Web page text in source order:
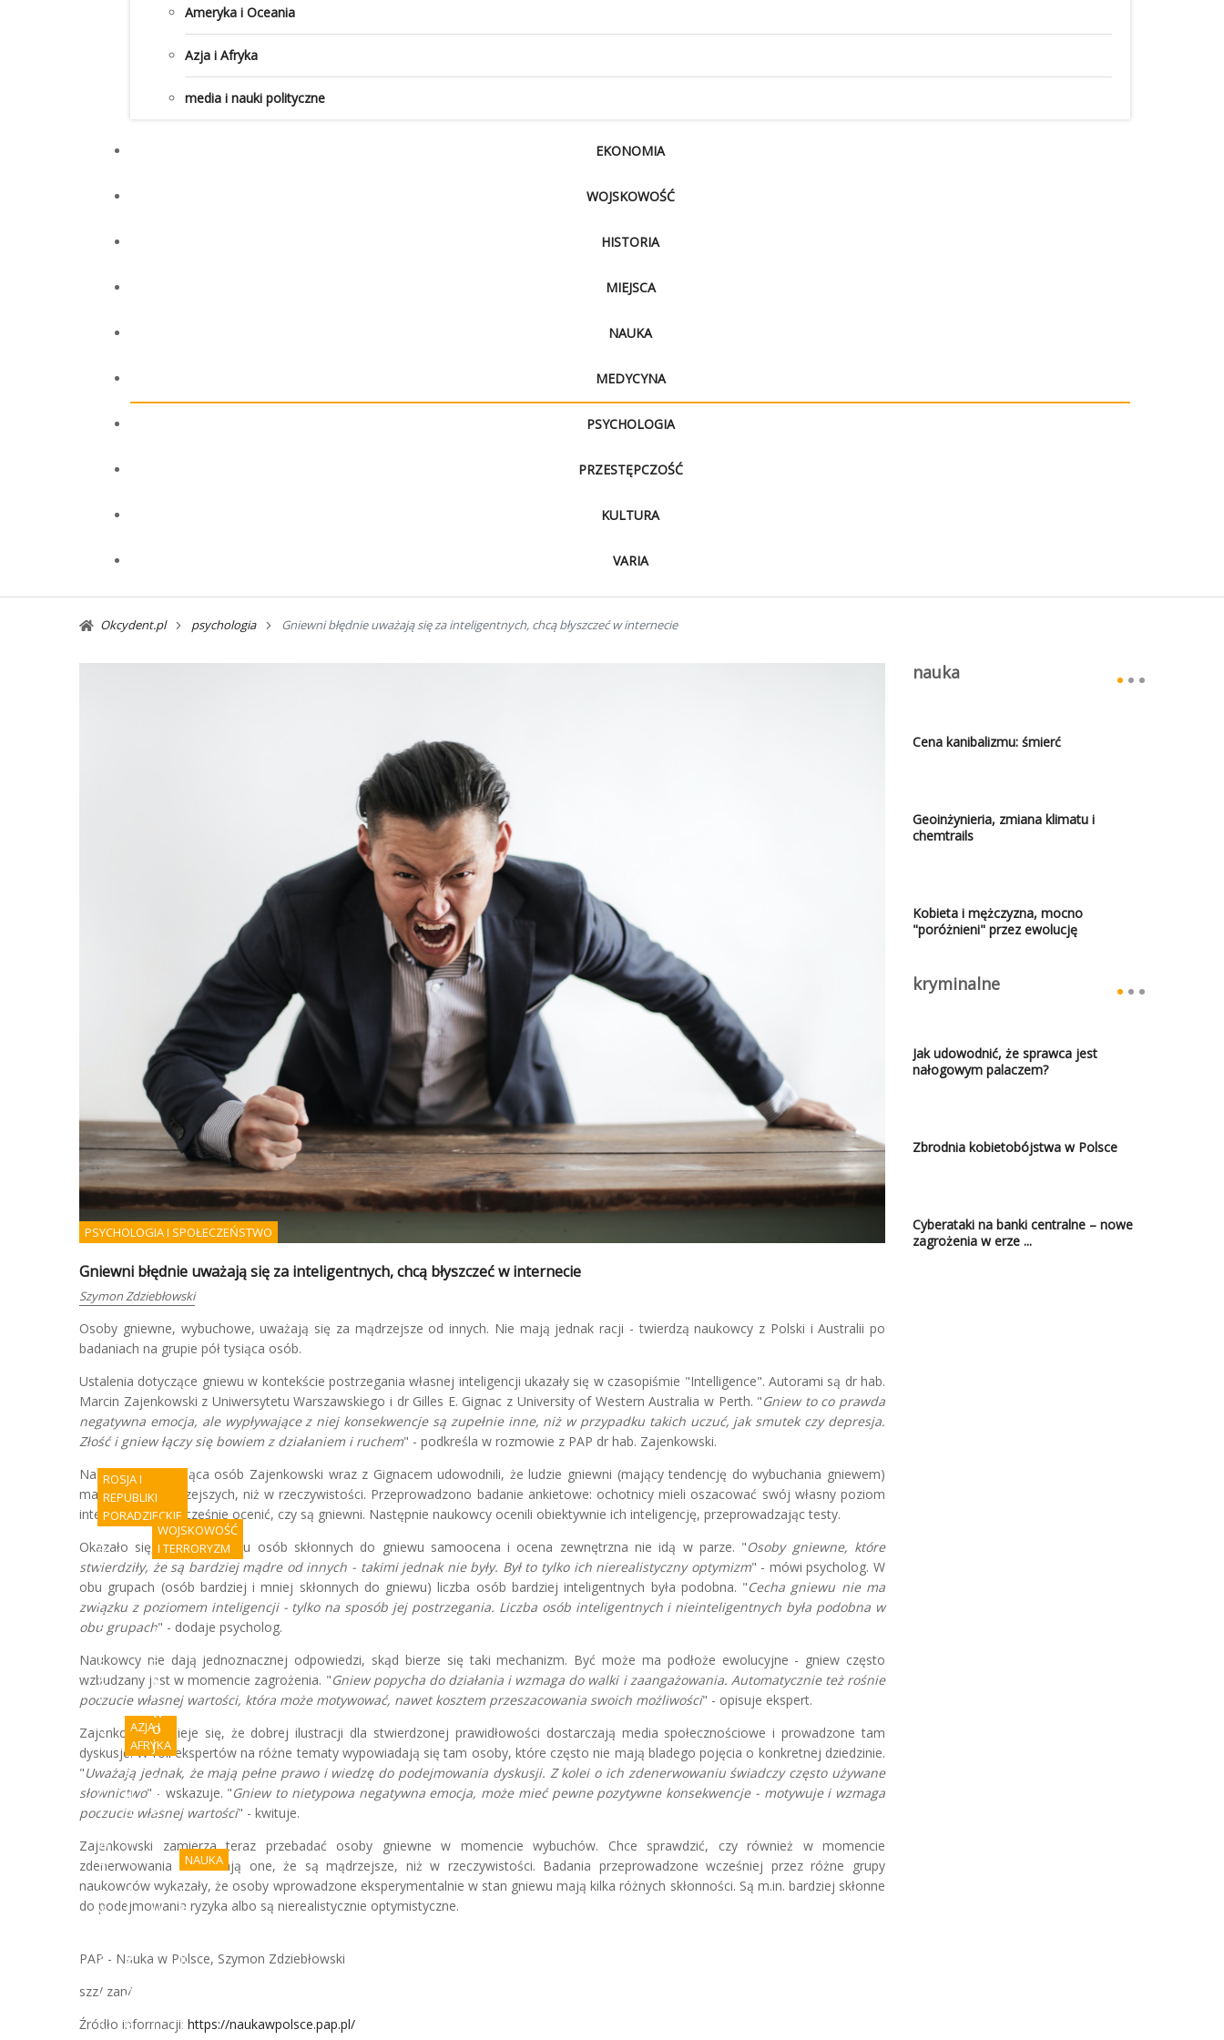
Ameryka i Oceania
Azja i Afryka
media i nauki polityczne
EKONOMIA
WOJSKOWOŚĆ
HISTORIA
MIEJSCA
NAUKA
MEDYCYNA
PSYCHOLOGIA
PRZESTĘPCZOŚĆ
KULTURA
VARIA
Okcydent.pl psychologia Gniewni błędnie uważają się za inteligentnych, chcą błyszczeć w internecie
PSYCHOLOGIA I SPOŁECZEŃSTWO
Gniewni błędnie uważają się za inteligentnych, chcą błyszczeć w internecie
Szymon Zdziebłowski
Osoby gniewne, wybuchowe, uważają się za mądrzejsze od innych. Nie mają jednak racji - twierdzą naukowcy z Polski i Australii po
badaniach na grupie pół tysiąca osób.
Ustalenia dotyczące gniewu w kontekście postrzegania własnej inteligencji ukazały się w czasopiśmie "Intelligence". Autorami są dr hab.
Marcin Zajenkowski z Uniwersytetu Warszawskiego i dr Gilles E. Gignac z University of Western Australia w Perth. "Gniew to co prawda
negatywna emocja, ale wypływające z niej konsekwencje są zupełnie inne, niż w przypadku takich uczuć, jak smutek czy depresja.
Złość i gniew łączy się bowiem z działaniem i ruchem" - podkreśla w rozmowie z PAP dr hab. Zajenkowski.
Na próbie pół tysiąca osób Zajenkowski wraz z Gignacem udowodnili, że ludzie gniewni (mający tendencję do wybuchania gniewem)
mają się za mądrzejszych, niż w rzeczywistości. Przeprowadzono badanie ankietowe: ochotnicy mieli oszacować swój własny poziom
inteligencji i jednocześnie ocenić, czy są gniewni. Następnie naukowcy ocenili obiektywnie ich inteligencję, przeprowadzając testy.
Okazało się, że w wypadku osób skłonnych do gniewu samoocena i ocena zewnętrzna nie idą w parze. "Osoby gniewne, które
stwierdziły, że są bardziej mądre od innych - takimi jednak nie były. Był to tylko ich nierealistyczny optymizm" - mówi psycholog. W
obu grupach (osób bardziej i mniej skłonnych do gniewu) liczba osób bardziej inteligentnych była podobna. "Cecha gniewu nie ma
związku z poziomem inteligencji - tylko na sposób jej postrzegania. Liczba osób inteligentnych i nieinteligentnych była podobna w
obu grupach" - dodaje psycholog.
Naukowcy nie dają jednoznacznej odpowiedzi, skąd bierze się taki mechanizm. Być może ma podłoże ewolucyjne - gniew często
wzbudzany jest w momencie zagrożenia. "Gniew popycha do działania i wzmaga do walki i zaangażowania. Automatycznie też rośnie
poczucie własnej wartości, która może motywować, nawet kosztem przeszacowania swoich możliwości" - opisuje ekspert.
Zajenkowski śmieje się, że dobrej ilustracji dla stwierdzonej prawidłowości dostarczają media społecznościowe i prowadzone tam
dyskusje. W roli ekspertów na różne tematy wypowiadają się tam osoby, które często nie mają bladego pojęcia o konkretnej dziedzinie.
"Uważają jednak, że mają pełne prawo i wiedzę do podejmowania dyskusji. Z kolei o ich zdenerwowaniu świadczy często używane
słownictwo" - wskazuje. "Gniew to nietypowa negatywna emocja, może mieć pewne pozytywne konsekwencje - motywuje i wzmaga
poczucie własnej wartości" - kwituje.
Zajenkowski zamierza teraz przebadać osoby gniewne w momencie wybuchów. Chce sprawdzić, czy również w momencie
zdenerwowania - uważają one, że są mądrzejsze, niż w rzeczywistości. Badania przeprowadzone wcześniej przez różne grupy
naukowców wykazały, że osoby wprowadzone eksperymentalnie w stan gniewu mają kilka różnych skłonności. Są m.in. bardziej skłonne
do podejmowania ryzyka albo są nierealistycznie optymistyczne.
PAP - Nauka w Polsce, Szymon Zdziebłowski
szz/ zan/
Źródło informacji: https://naukawpolsce.pap.pl/
nauka
Cena kanibalizmu: śmierć
Geoinżynieria, zmiana klimatu i
chemtrails
Kobieta i mężczyzna, mocno
"poróżnieni" przez ewolucję
kryminalne
Jak udowodnić, że sprawca jest
nałogowym palaczem?
Zbrodnia kobietobójstwa w Polsce
Cyberataki na banki centralne – nowe
zagrożenia w erze ...
ROSJA I
REPUBLIKI
PORADZIECKIE
A
f
r
y
k
a
s
k
i
o
b
l
i
c
z
w
o
j
n
y
s
j
k
AZJA I
AFRYKA
S
u
d
n
k
r
a
j
e
z
e
WOJSKOWOŚĆ
I TERRORYZM
P
o
c
z
t
e
k
w
o
j
n
y
b
ę
i
e
m
u
s
i
NAUKA
C
e
k
b